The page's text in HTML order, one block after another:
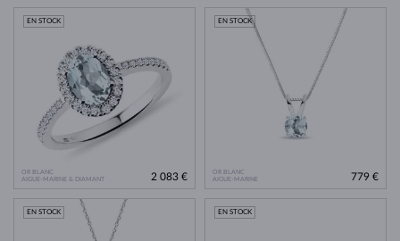
OR BLANC
AIGUE-MARINE & DIAMANT
EN STOCK
2 083 €
OR BLANC
AIGUE-MARINE
EN STOCK
779 €
EN STOCK EN STOCK